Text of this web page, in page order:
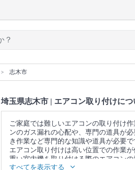
志木市
埼玉県志木市 | エアコン取り付けにつ
ご家庭では難しいエアコンの取り付け作
ンのガス漏れの心配や、専門の道具が必
き作業など専門的な知識や道具が必要で
エアコン取り付けは高い位置での作業が
重い室内機を取り付ける際のエアコン
中の怪我の恐れがありますが、プロに頼
すべてを表示する